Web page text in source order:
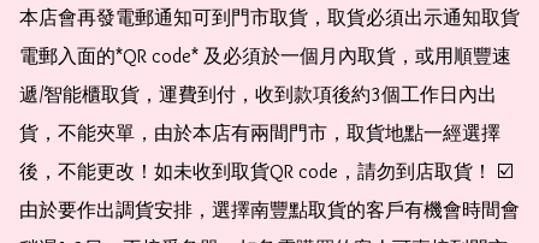
本店會再發電郵通知可到門市取貨，取貨必須出示通知取貨
電郵入面的*QR code* 及必須於一個月內取貨，或用順豐速
遞/智能櫃取貨，運費到付，收到款項後約3個工作日內出
貨，不能夾單，由於本店有兩間門市，取貨地點一經選擇
後，不能更改！如未收到取貨QR code，請勿到店取貨！ ☑️
由於要作出調貨安排，選擇南豐點取貨的客戶有機會時間會